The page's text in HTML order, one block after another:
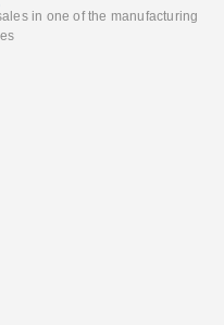
in one of the manufacturing